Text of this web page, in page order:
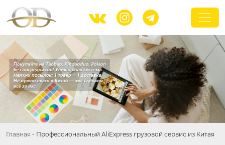
  
Главная - Профессиональный AliExpress грузовой сервис из Китая